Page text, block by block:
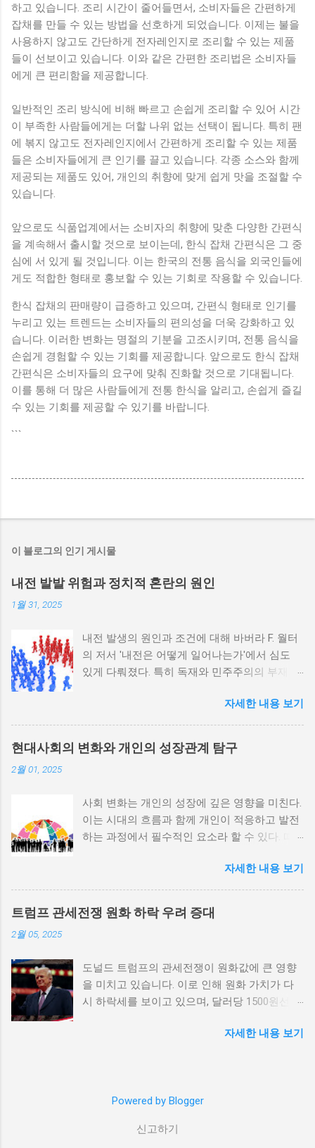
하고 있습니다. 조리 시간이 줄어들면서, 소비자들은 간편하게
잡채를 만들 수 있는 방법을 선호하게 되었습니다. 이제는 불을
사용하지 않고도 간단하게 전자레인지로 조리할 수 있는 제품
들이 선보이고 있습니다. 이와 같은 간편한 조리법은 소비자들
에게 큰 편리함을 제공합니다.
일반적인 조리 방식에 비해 빠르고 손쉽게 조리할 수 있어 시간
이 부족한 사람들에게는 더할 나위 없는 선택이 됩니다. 특히 팬
에 볶지 않고도 전자레인지에서 간편하게 조리할 수 있는 제품
들은 소비자들에게 큰 인기를 끌고 있습니다. 각종 소스와 함께
제공되는 제품도 있어, 개인의 취향에 맞게 쉽게 맛을 조절할 수
있습니다.
앞으로도 식품업계에서는 소비자의 취향에 맞춘 다양한 간편식
을 계속해서 출시할 것으로 보이는데, 한식 잡채 간편식은 그 중
심에 서 있게 될 것입니다. 이는 한국의 전통 음식을 외국인들에
게도 적합한 형태로 홍보할 수 있는 기회로 작용할 수 있습니다.
한식 잡채의 판매량이 급증하고 있으며, 간편식 형태로 인기를
누리고 있는 트렌드는 소비자들의 편의성을 더욱 강화하고 있
습니다. 이러한 변화는 명절의 기분을 고조시키며, 전통 음식을
손쉽게 경험할 수 있는 기회를 제공합니다. 앞으로도 한식 잡채
간편식은 소비자들의 요구에 맞춰 진화할 것으로 기대됩니다.
이를 통해 더 많은 사람들에게 전통 한식을 알리고, 손쉽게 즐길
수 있는 기회를 제공할 수 있기를 바랍니다.
```
이 블로그의 인기 게시물
내전 발발 위험과 정치적 혼란의 원인
1월 31, 2025
내전 발생의 원인과 조건에 대해 바버라 F. 월터
의 저서 '내전은 어떻게 일어나는가'에서 심도
있게 다뤄졌다. 특히 독재와 민주주의의 부재가
정치적 파벌화와 경제·군사 체제의 불안정성이
내전의 촉매제가 된다는 사실은 우리에게 중요
한 교훈을 준다. 정치적 불안정성과 내전 발발
위험 정치적 불안정성은 내전 발발의 핵심 요인
적 갈등이 심화되고, 이로 인해 내전의 위험이
증가한다. 이와 같은 경우, 국민들은 정부에 대
한 불만을 느끼고, 체제 전복을 위해 무장 세력
역사적으로도 정치적 불안정성이 높은 국가에
서는 종종 내전이 발발했던 예가 많다. 이러한
비극적인 상황을 방지하기 위해서는 먼저 정치
한 원인 중 하나는 경제적 불균형이다. 경제가
일부 계층에 의해 독점되고, 대다수의 국민이 경
제적 불안정과 빈곤 속에서 고통받게 되면, 사회
적 불만이 쌓이기 마련이다. 이와 같은 경제적
하며, 사회적 불안이 증대할 경우 시민들은 무장
적 불균형을 해소하기 위해서는 공정한 세제 정
자세한 내용 보기
현대사회의 변화와 개인의 성장관계 탐구
2월 01, 2025
사회 변화는 개인의 성장에 깊은 영향을 미친다.
이는 시대의 흐름과 함께 개인이 적응하고 발전
하는 과정에서 필수적인 요소라 할 수 있다. 따
탐구하는 것이 필요하다. 사회 변화의 의미와 구
조 사회 변화란 특정 사회의 구조, 문화, 가치관
등이 시간이 지남에 따라 변화하는 과정을 의미
한다. 이러한 변화는 다양한 요인에 의해 발생할
이루어진다. 예를 들어, 산업 혁명은 사람들이
일하는 방식과 생활 방식을 완전히 변화시켰다.
이에 따라 개인의 역할과 목표 또한 변화할 수밖
로운 기회를 창출한다. 예를 들어, 정보통신기술
다. 이러한 변화는 개인이 자신의 전문성을 더욱
넓힐 수 있는 장점을 제공하며, 다양한 문화와
자세한 내용 보기
트럼프 관세전쟁 원화 하락 우려 증대
2월 05, 2025
도널드 트럼프의 관세전쟁이 원화값에 큰 영향
을 미치고 있습니다. 이로 인해 원화 가치가 다
시 하락세를 보이고 있으며, 달러당 1500원선이
이러한 경제적 변화가 앞으로 어떻게 전개될지
는 미국의 제조업을 보호하기 위해 중국과 다른
습니다. 이러한 조치는 단기적으로는 미국 내 제
자세한 내용 보기
Powered by Blogger
신고하기